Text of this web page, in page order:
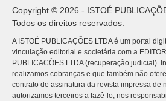
Copyright © 2026 - ISTOÉ
Todos os direitos reservados.
A ISTOÉ PUBLICAÇÕES LTDA é um portal
vinculação editorial e societária com a
PUBLICACÕES LTDA (recuperação judicial).
realizamos cobranças e que também não
contrato de assinatura da revista impressa de
autorizamos terceiros a fazê-lo, nos